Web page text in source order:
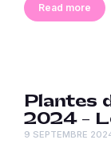
Read more
Plantes
2024 –
9 SEPTEMBRE